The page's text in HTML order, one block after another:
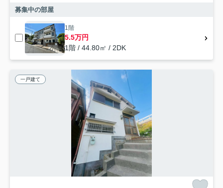
募集中の部屋
1階
5.5万円
1階 / 44.80㎡ / 2DK
一戸建て